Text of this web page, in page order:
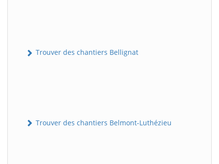
Trouver des chantiers Bellignat
Trouver des chantiers Belmont-Luthézieu